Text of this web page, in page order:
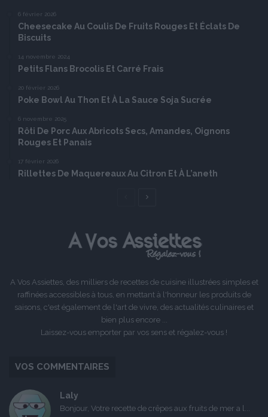
6 février 2026
Cheesecake Au Coulis De Fruits Rouges Et Éclats De
Biscuits
14 novembre 2024
Petits Flans Brocolis Et Carré Frais
20 février 2026
Poke Bowl Au Thon Et À La Sauce Soja Sucrée
6 novembre 2025
Rôti De Porc Aux Abricots Secs, Amandes, Oignons
Rouges Et Panais
17 février 2026
Rillettes De Maquereaux Au Citron Et À L’aneth
Page
A Vos Assiettes, des milliers de recettes de cuisine illustrées simples et
raffinées accessibles à tous, en mettant à l'honneur les produits de
saisons, c'est également de l'art de vivre, des actualités culinaires et
bien plus encore ...
Laissez-vous emporter par vos sens et régalez-vous !
VOS COMMENTAIRES
Laly
Bonjour, Votre recette de crêpes aux fruits de mer a l...